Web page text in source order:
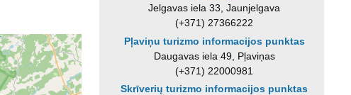
Jelgavas iela 33, Jaunjelgava
(+371) 27366222
Pļaviņu turizmo informacijos punktas
Daugavas iela 49, Pļaviņas
(+371) 22000981
Skrīverių turizmo informacijos punktas